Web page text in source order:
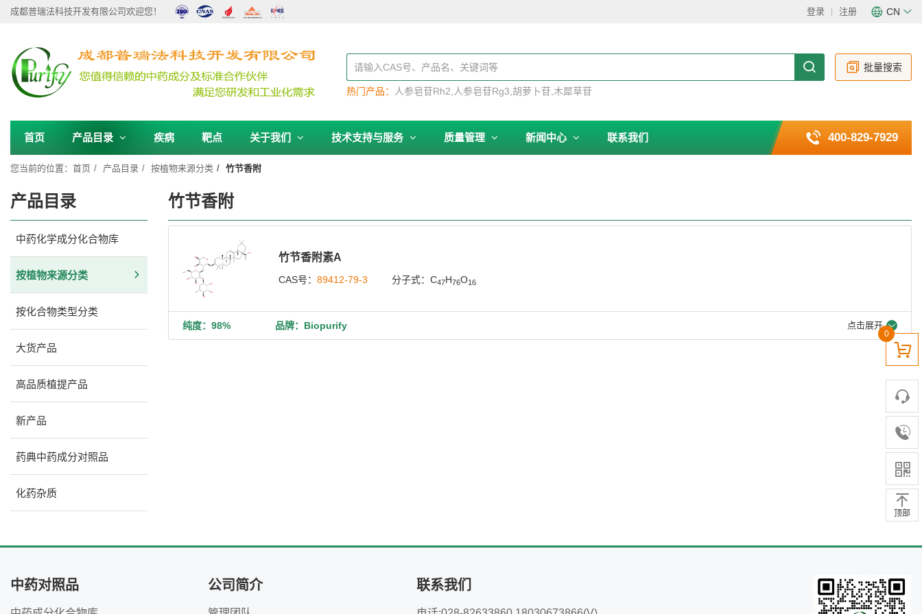
成都普瑞法科技开发有限公司欢迎您！ 登录 注册 CN
EN
热门产品： 人参皂苷Rh2 人参皂苷Rg3 胡萝卜苷 木犀草苷
批量搜索
首页 产品目录 疾病 靶点 关于我们 技术支持与服务 质量管理 新闻中心 联系我们 400-829-7929
您当前的位置： 首页 产品目录 按植物来源分类 竹节香附
产品目录
中药化学成分化合物库
按植物来源分类
按化合物类型分类
大货产品
高品质植提产品
新产品
药典中药成分对照品
化药杂质
竹节香附
竹节香附素A
CAS号： 89412-79-3 分子式：C47H76O16
纯度：98% 品牌：Biopurify 点击展开
中药对照品 公司简介 联系我们
0
顶部